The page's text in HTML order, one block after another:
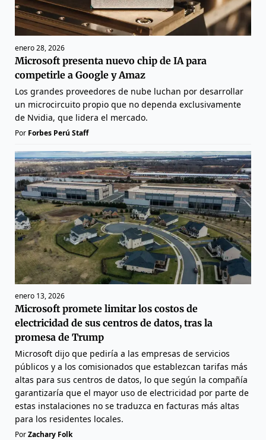
enero 28, 2026
Microsoft presenta nuevo chip de IA para
competirle a Google y Amaz
Los grandes proveedores de nube luchan por desarrollar
un microcircuito propio que no dependa exclusivamente
de Nvidia, que lidera el mercado.
Por Forbes Perú Staff
enero 13, 2026
Microsoft promete limitar los costos de
electricidad de sus centros de datos, tras la
promesa de Trump
Microsoft dijo que pediría a las empresas de servicios
públicos y a los comisionados que establezcan tarifas más
altas para sus centros de datos, lo que según la compañía
garantizaría que el mayor uso de electricidad por parte de
estas instalaciones no se traduzca en facturas más altas
para los residentes locales.
PorZachary Folk